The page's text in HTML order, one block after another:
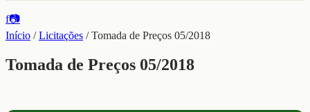
f📷
Início /Licitações /Tomada de Preços 05/2018
Tomada de Preços 05/2018